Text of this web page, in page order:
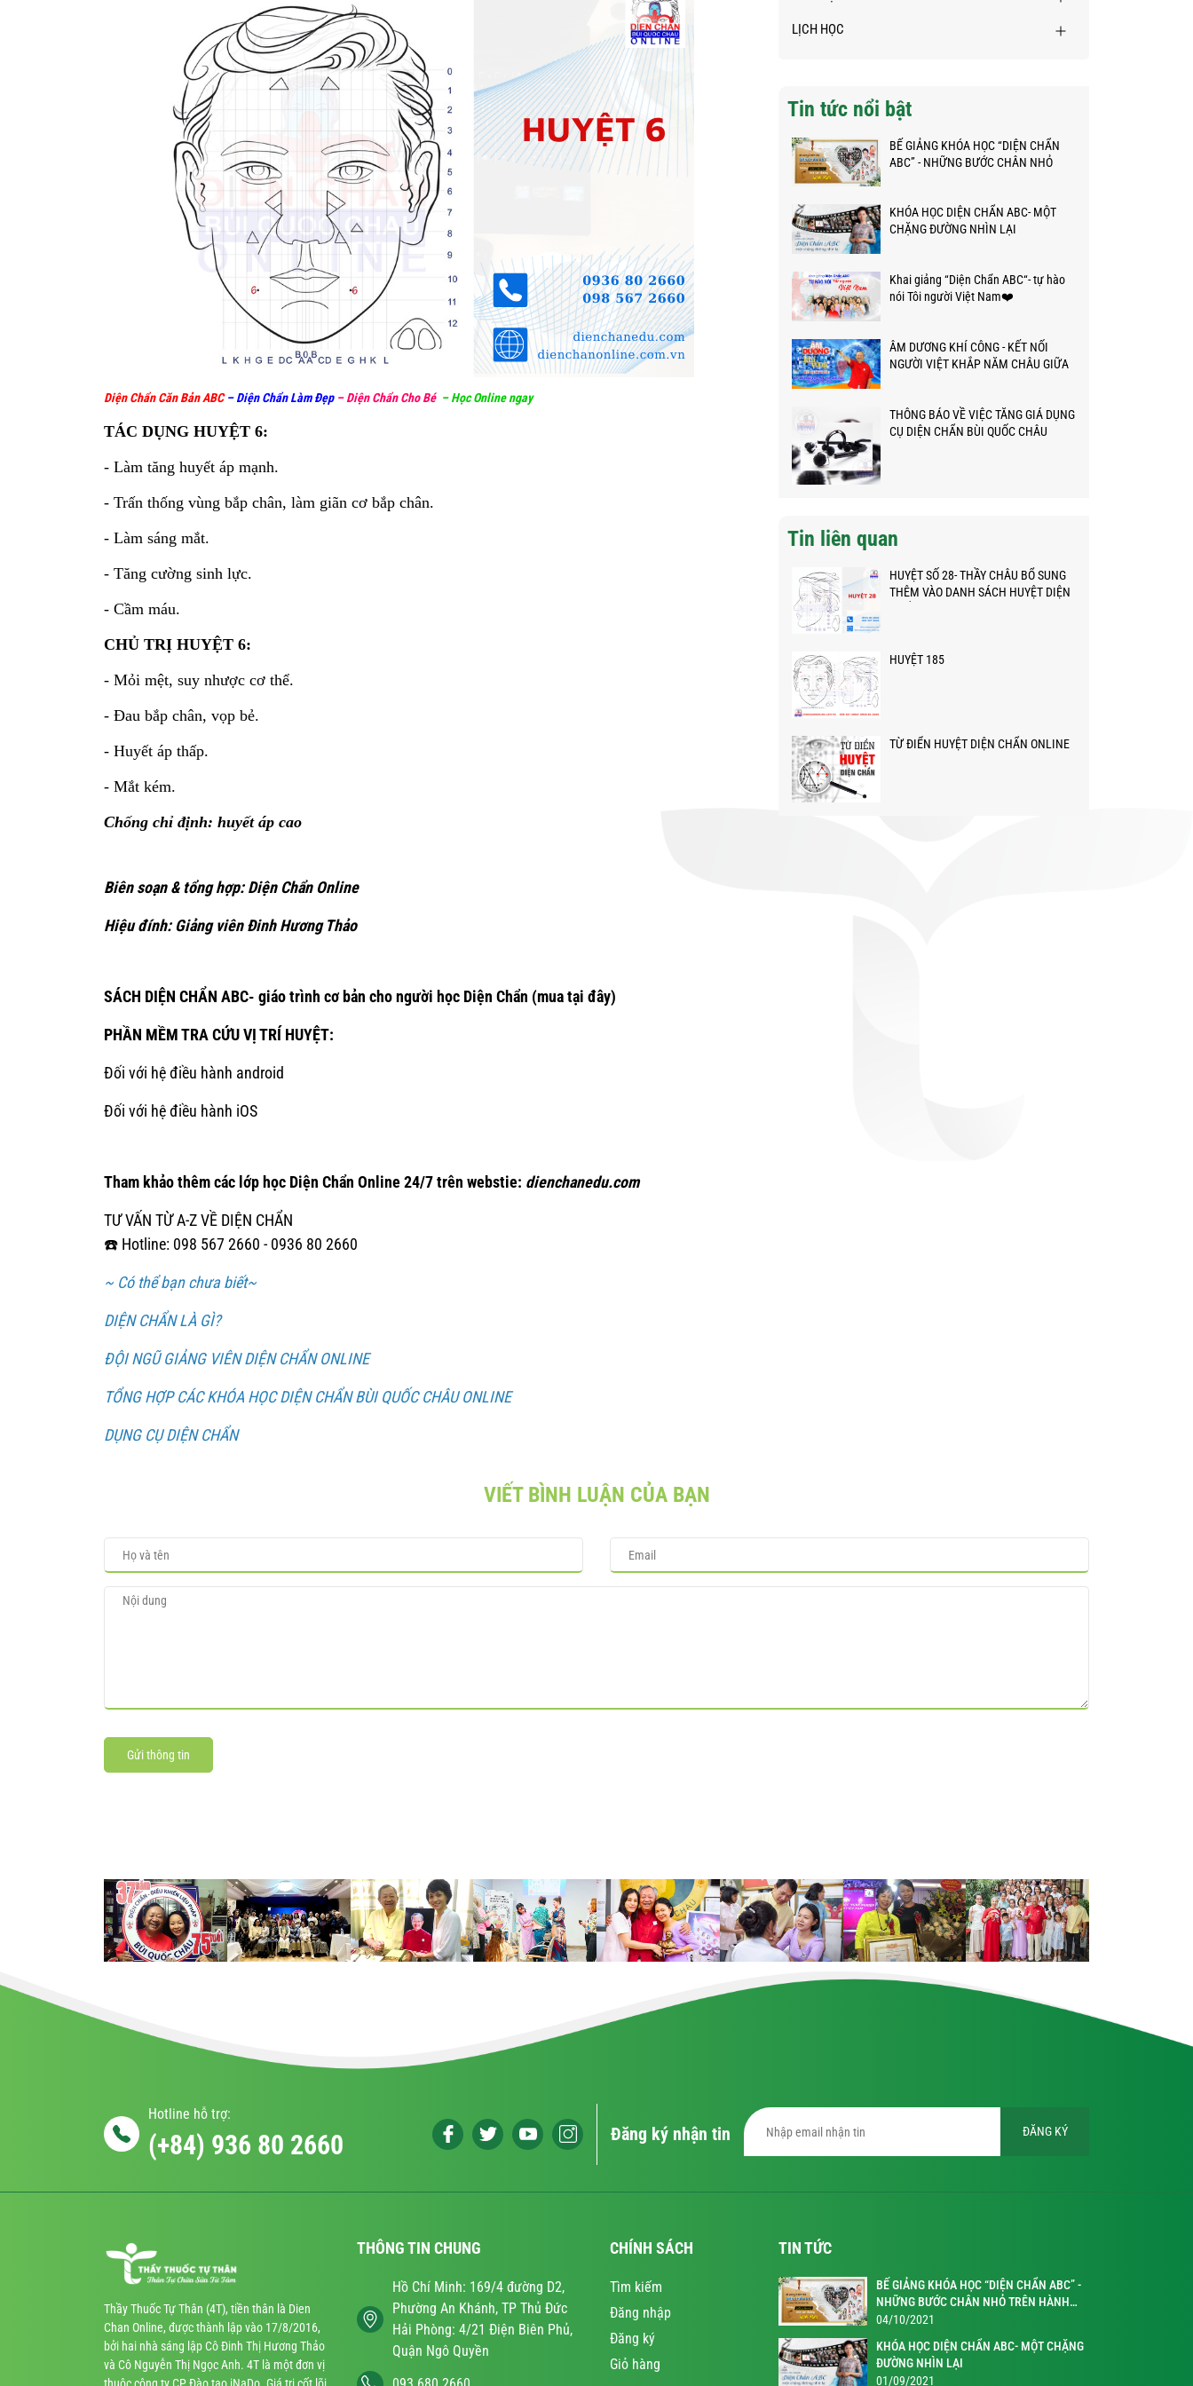
Diện Chẩn Căn Bản ABC –Diện Chẩn Làm Đẹp –Diện Chẩn Cho Bé –Học Online ngay
TÁC DỤNG HUYỆT 6:
- Làm tăng huyết áp mạnh.
- Trấn thống vùng bắp chân, làm giãn cơ bắp chân.
- Làm sáng mắt.
- Tăng cường sinh lực.
- Cầm máu.
CHỦ TRỊ HUYỆT 6:
- Mỏi mệt, suy nhược cơ thể.
- Đau bắp chân, vọp bẻ.
- Huyết áp thấp.
- Mắt kém.
Chống chỉ định: huyết áp cao
Biên soạn & tổng hợp: Diện Chẩn Online
Hiệu đính: Giảng viên Đinh Hương Thảo
SÁCH DIỆN CHẨN ABC- giáo trình cơ bản cho người học Diện Chẩn (mua tại đây)
PHẦN MỀM TRA CỨU VỊ TRÍ HUYỆT:
Đối với hệ điều hành android
Đối với hệ điều hành iOS
Tham khảo thêm các lớp học Diện Chẩn Online 24/7 trên webstie: dienchanedu.com
TƯ VẤN TỪ A-Z VỀ DIỆN CHẨN
☎️ Hotline: 098 567 2660 - 0936 80 2660
~ Có thể bạn chưa biết~
DIỆN CHẨN LÀ GÌ?
ĐỘI NGŨ GIẢNG VIÊN DIỆN CHẨN ONLINE
TỔNG HỢP CÁC KHÓA HỌC DIỆN CHẨN BÙI QUỐC CHÂU ONLINE
DỤNG CỤ DIỆN CHẨN
LỊCH HỌC
Tin tức nổi bật
BẾ GIẢNG KHÓA HỌC “DIỆN CHẨN
ABC” - NHỮNG BƯỚC CHÂN NHỎ
KHÓA HỌC DIỆN CHẨN ABC- MỘT
CHẶNG ĐƯỜNG NHÌN LẠI
Khai giảng “Diện Chẩn ABC“- tự hào
nói Tôi người Việt Nam❤️
ÂM DƯƠNG KHÍ CÔNG - KẾT NỐI
NGƯỜI VIỆT KHẮP NĂM CHÂU GIỮA
THÔNG BÁO VỀ VIỆC TĂNG GIÁ DỤNG
CỤ DIỆN CHẨN BÙI QUỐC CHÂU
Tin liên quan
HUYỆT SỐ 28- THẦY CHÂU BỔ SUNG
THÊM VÀO DANH SÁCH HUYỆT DIỆN
HUYỆT 185
TỪ ĐIỂN HUYỆT DIỆN CHẨN ONLINE
VIẾT BÌNH LUẬN CỦA BẠN
Gửi thông tin
Hotline hỗ trợ:
(+84) 936 80 2660 Đăng ký nhận tin ĐĂNG KÝ
Thầy Thuốc Tự Thân (4T), tiền thân là Dien
Chan Online, được thành lập vào 17/8/2016,
bởi hai nhà sáng lập Cô Đinh Thị Hương Thảo
và Cô Nguyễn Thị Ngọc Anh. 4T là một đơn vị
THÔNG TIN CHUNG
Hồ Chí Minh: 169/4 đường D2,
Phường An Khánh, TP Thủ Đức
Hải Phòng: 4/21 Điện Biên Phủ,
Quận Ngô Quyền
CHÍNH SÁCH
Tìm kiếm
Đăng nhập
Đăng ký
Giỏ hàng
TIN TỨC
BẾ GIẢNG KHÓA HỌC “DIỆN CHẨN ABC” -
NHỮNG BƯỚC CHÂN NHỎ TRÊN HÀNH
TRÌNH KỲ DIỆU
04/10/2021
KHÓA HỌC DIỆN CHẨN ABC- MỘT CHẶNG
ĐƯỜNG NHÌN LẠI
01/09/2021